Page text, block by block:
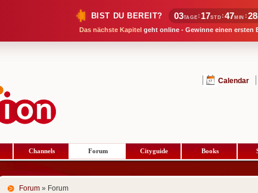
BIST DU BEREIT? 03TAGE : 17STD :47MIN :27
Das nächste Kapitel geht online - Gewinne einen ersten
Calendar
Channels Forum Cityguide Books
Forum » Forum